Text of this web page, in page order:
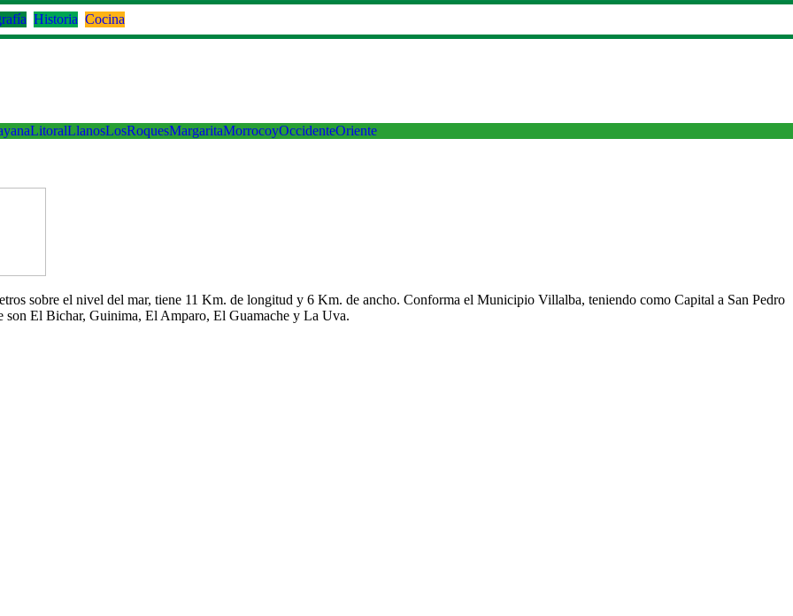
Historia Cocina
LitoralLlanosLosRoquesMargaritaMorrocoyOccidenteOriente
sobre el nivel del mar, tiene 11 Km. de longitud y 6 Km. de ancho. Conforma el Municipio Villalba, teniendo como Capital a San Pedro
son El Bichar, Guinima, El Amparo, El Guamache y La Uva.